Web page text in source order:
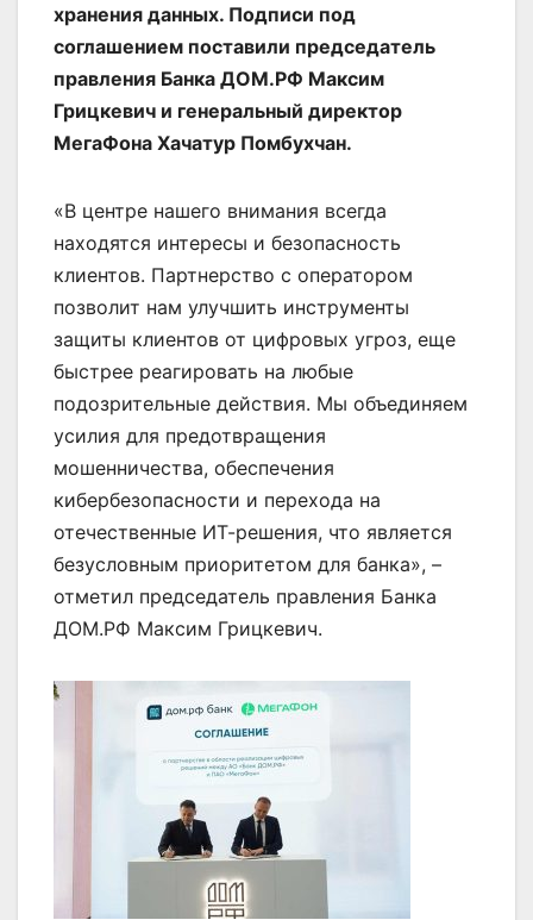
хранения данных. Подписи под
соглашением поставили председатель
правления Банка ДОМ.РФ Максим
Грицкевич и генеральный директор
МегаФона Хачатур Помбухчан.
«В центре нашего внимания всегда
находятся интересы и безопасность
клиентов. Партнерство с оператором
позволит нам улучшить инструменты
защиты клиентов от цифровых угроз, еще
быстрее реагировать на любые
подозрительные действия. Мы объединяем
усилия для предотвращения
мошенничества, обеспечения
кибербезопасности и перехода на
отечественные ИТ-решения, что является
безусловным приоритетом для банка», –
отметил председатель правления Банка
ДОМ.РФ Максим Грицкевич.